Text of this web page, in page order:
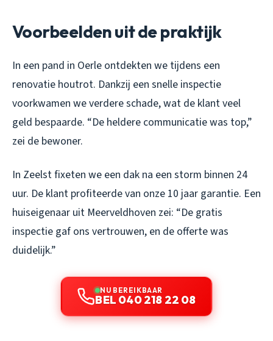
Voorbeelden uit de praktijk
In een pand in Oerle ontdekten we tijdens een
renovatie houtrot. Dankzij een snelle inspectie
voorkwamen we verdere schade, wat de klant veel
geld bespaarde. “De heldere communicatie was top,”
zei de bewoner.
In Zeelst fixeten we een dak na een storm binnen 24
uur. De klant profiteerde van onze 10 jaar garantie. Een
huiseigenaar uit Meerveldhoven zei: “De gratis
inspectie gaf ons vertrouwen, en de offerte was
duidelijk.”
NU BEREIKBAAR
BEL 040 218 22 08